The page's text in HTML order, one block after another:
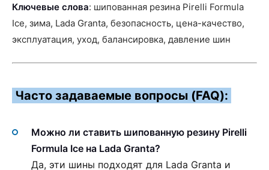
Ключевые слова: шипованная резина Pirelli Formula
Ice, зима, Lada Granta, безопасность, цена-качество,
эксплуатация, уход, балансировка, давление шин
Часто задаваемые вопросы (FAQ):
Можно ли ставить шипованную резину Pirelli
Formula Ice на Lada Granta?
Да, эти шины подходят для Lada Granta и